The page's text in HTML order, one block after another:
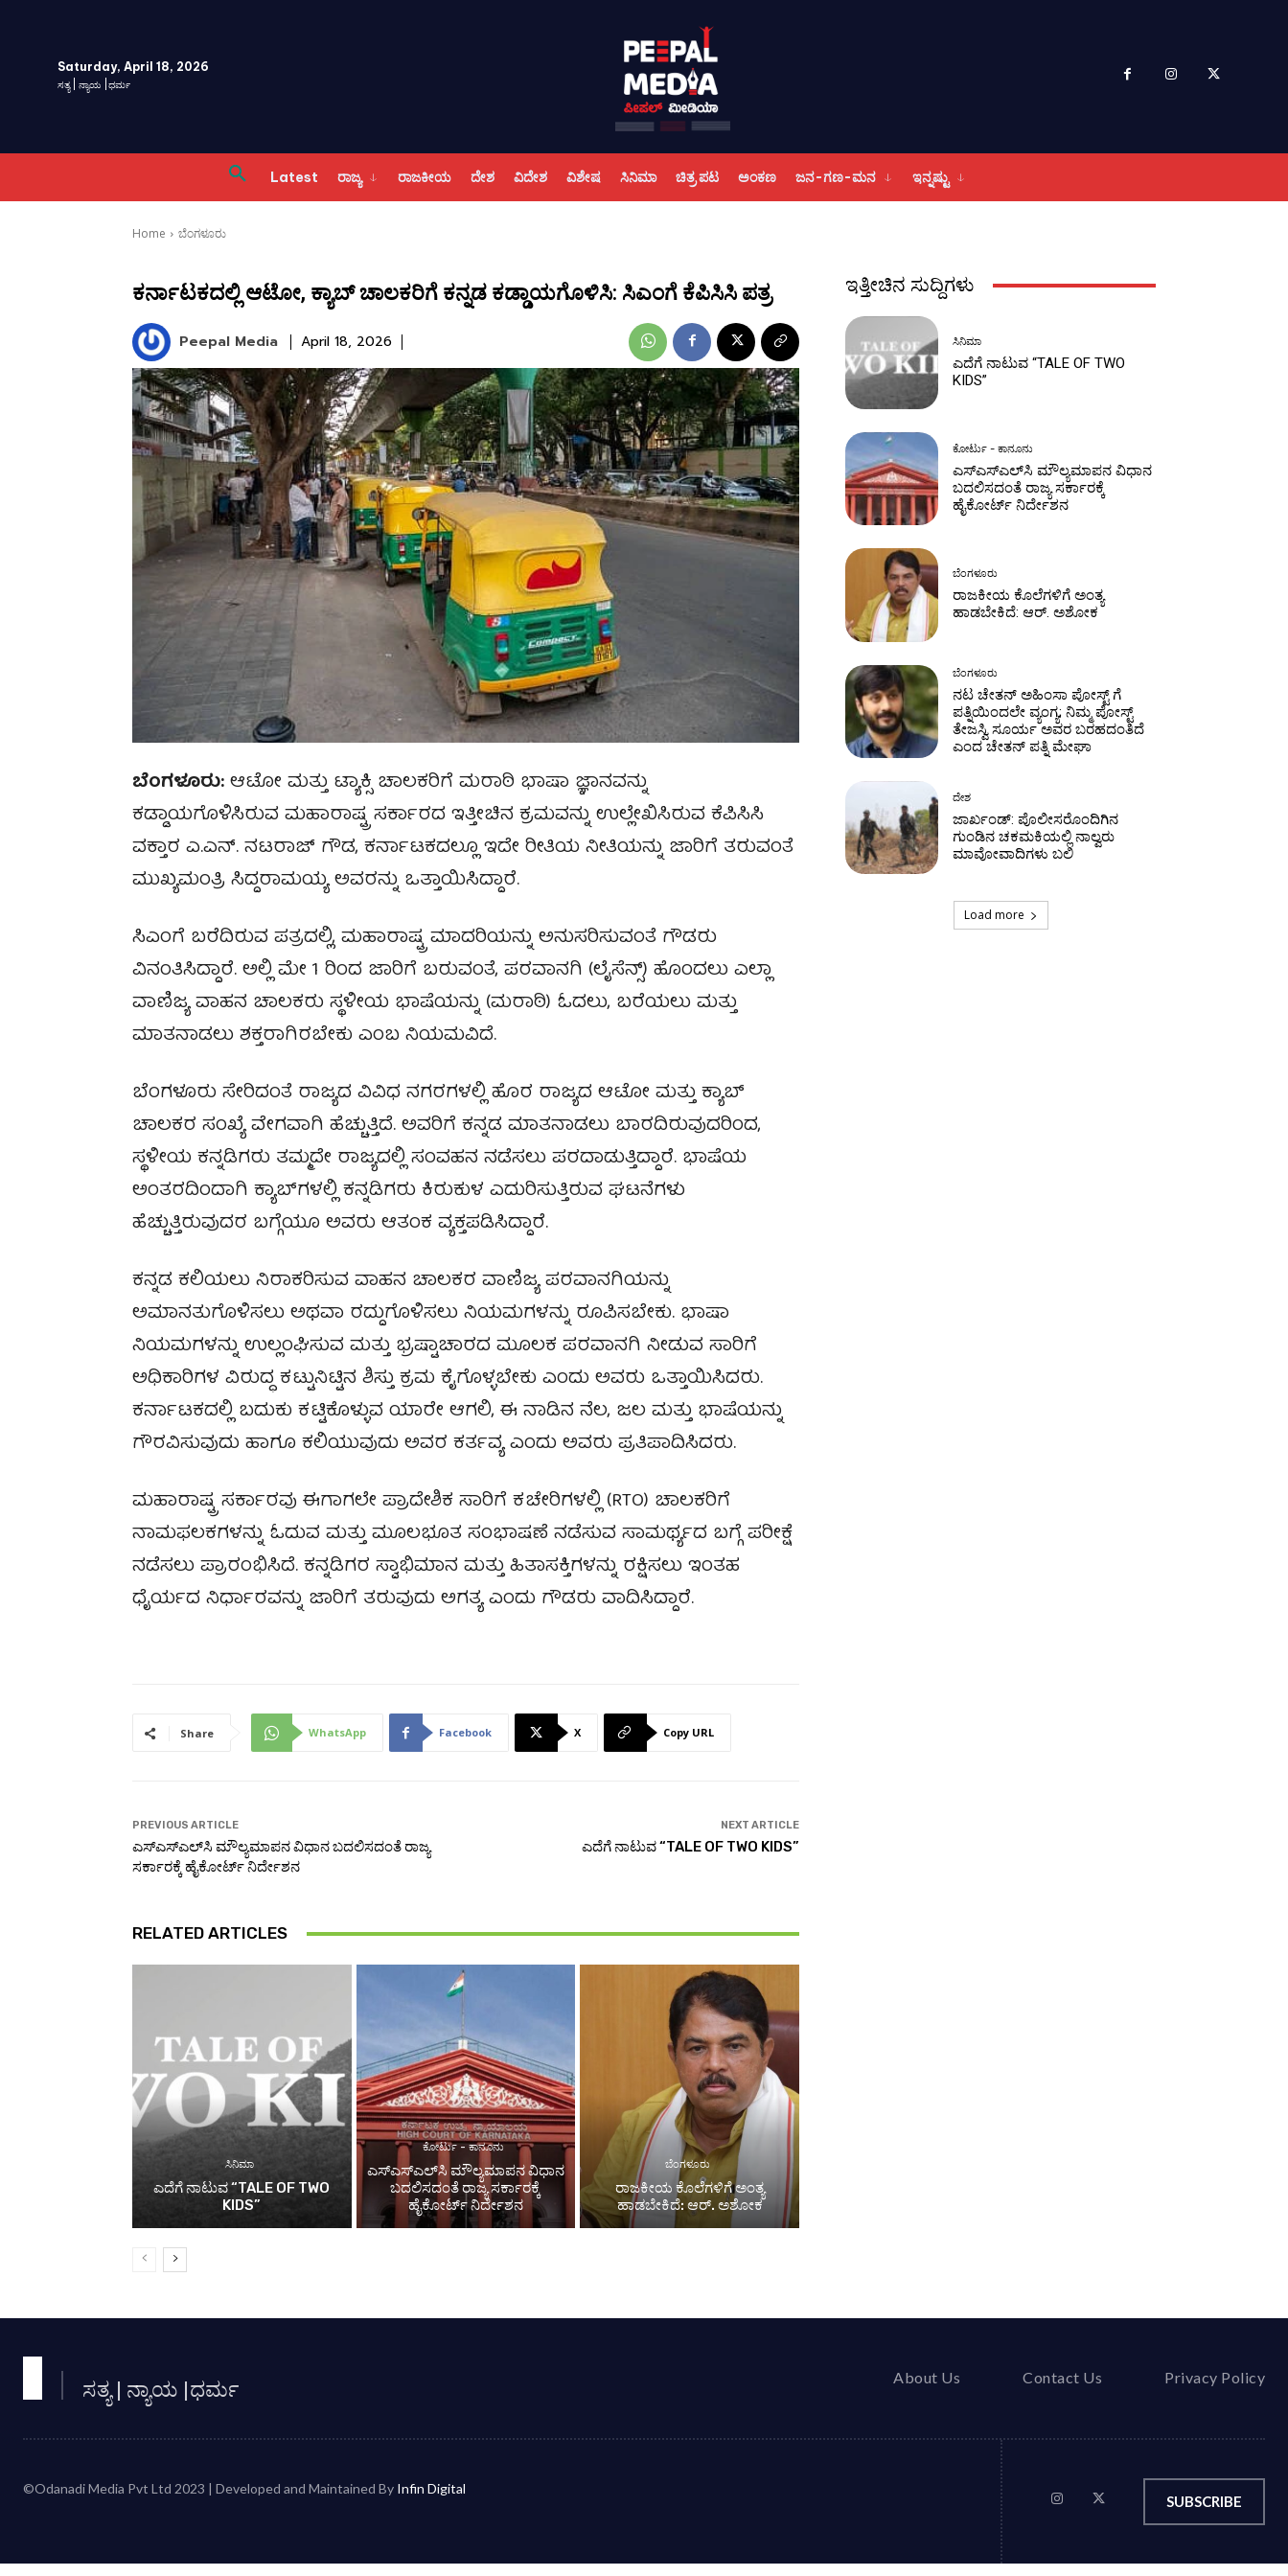
Saturday, April 18, 2026
ಸತ್ಯ | ನ್ಯಾಯ |ಧರ್ಮ
Latest ರಾಜ್ಯ ರಾಜಕೀಯ ದೇಶ ವಿದೇಶ ವಿಶೇಷ ಸಿನಿಮಾ ಚಿತ್ರ ಪಟ ಅಂಕಣ ಜನ-ಗಣ-ಮನ ಇನ್ನಷ್ಟು
Home ಬೆಂಗಳೂರು
ಕರ್ನಾಟಕದಲ್ಲಿ ಆಟೋ, ಕ್ಯಾಬ್ ಚಾಲಕರಿಗೆ ಕನ್ನಡ ಕಡ್ಡಾಯಗೊಳಿಸಿ: ಸಿಎಂಗೆ ಕೆಪಿಸಿಸಿ ಪತ್ರ
Peepal Media April 18, 2026
ಬೆಂಗಳೂರು:ಆಟೋ ಮತ್ತು ಟ್ಯಾಕ್ಸಿ ಚಾಲಕರಿಗೆ ಮರಾಠಿ ಭಾಷಾ ಜ್ಞಾನವನ್ನು
ಕಡ್ಡಾಯಗೊಳಿಸಿರುವ ಮಹಾರಾಷ್ಟ್ರ ಸರ್ಕಾರದ ಇತ್ತೀಚಿನ ಕ್ರಮವನ್ನು ಉಲ್ಲೇಖಿಸಿರುವ ಕೆಪಿಸಿಸಿ
ವಕ್ತಾರ ಎ.ಎನ್. ನಟರಾಜ್ ಗೌಡ, ಕರ್ನಾಟಕದಲ್ಲೂ ಇದೇ ರೀತಿಯ ನೀತಿಯನ್ನು ಜಾರಿಗೆ ತರುವಂತೆ
ಮುಖ್ಯಮಂತ್ರಿ ಸಿದ್ದರಾಮಯ್ಯ ಅವರನ್ನು ಒತ್ತಾಯಿಸಿದ್ದಾರೆ.
ಸಿಎಂಗೆ ಬರೆದಿರುವ ಪತ್ರದಲ್ಲಿ, ಮಹಾರಾಷ್ಟ್ರ ಮಾದರಿಯನ್ನು ಅನುಸರಿಸುವಂತೆ ಗೌಡರು
ವಿನಂತಿಸಿದ್ದಾರೆ. ಅಲ್ಲಿ ಮೇ 1 ರಿಂದ ಜಾರಿಗೆ ಬರುವಂತೆ, ಪರವಾನಗಿ (ಲೈಸೆನ್ಸ್) ಹೊಂದಲು ಎಲ್ಲಾ
ವಾಣಿಜ್ಯ ವಾಹನ ಚಾಲಕರು ಸ್ಥಳೀಯ ಭಾಷೆಯನ್ನು (ಮರಾಠಿ) ಓದಲು, ಬರೆಯಲು ಮತ್ತು
ಮಾತನಾಡಲು ಶಕ್ತರಾಗಿರಬೇಕು ಎಂಬ ನಿಯಮವಿದೆ.
ಬೆಂಗಳೂರು ಸೇರಿದಂತೆ ರಾಜ್ಯದ ವಿವಿಧ ನಗರಗಳಲ್ಲಿ ಹೊರ ರಾಜ್ಯದ ಆಟೋ ಮತ್ತು ಕ್ಯಾಬ್
ಚಾಲಕರ ಸಂಖ್ಯೆ ವೇಗವಾಗಿ ಹೆಚ್ಚುತ್ತಿದೆ. ಅವರಿಗೆ ಕನ್ನಡ ಮಾತನಾಡಲು ಬಾರದಿರುವುದರಿಂದ,
ಸ್ಥಳೀಯ ಕನ್ನಡಿಗರು ತಮ್ಮದೇ ರಾಜ್ಯದಲ್ಲಿ ಸಂವಹನ ನಡೆಸಲು ಪರದಾಡುತ್ತಿದ್ದಾರೆ. ಭಾಷೆಯ
ಅಂತರದಿಂದಾಗಿ ಕ್ಯಾಬ್‌ಗಳಲ್ಲಿ ಕನ್ನಡಿಗರು ಕಿರುಕುಳ ಎದುರಿಸುತ್ತಿರುವ ಘಟನೆಗಳು
ಹೆಚ್ಚುತ್ತಿರುವುದರ ಬಗ್ಗೆಯೂ ಅವರು ಆತಂಕ ವ್ಯಕ್ತಪಡಿಸಿದ್ದಾರೆ.
ಕನ್ನಡ ಕಲಿಯಲು ನಿರಾಕರಿಸುವ ವಾಹನ ಚಾಲಕರ ವಾಣಿಜ್ಯ ಪರವಾನಗಿಯನ್ನು
ಅಮಾನತುಗೊಳಿಸಲು ಅಥವಾ ರದ್ದುಗೊಳಿಸಲು ನಿಯಮಗಳನ್ನು ರೂಪಿಸಬೇಕು. ಭಾಷಾ
ನಿಯಮಗಳನ್ನು ಉಲ್ಲಂಘಿಸುವ ಮತ್ತು ಭ್ರಷ್ಟಾಚಾರದ ಮೂಲಕ ಪರವಾನಗಿ ನೀಡುವ ಸಾರಿಗೆ
ಅಧಿಕಾರಿಗಳ ವಿರುದ್ಧ ಕಟ್ಟುನಿಟ್ಟಿನ ಶಿಸ್ತು ಕ್ರಮ ಕೈಗೊಳ್ಳಬೇಕು ಎಂದು ಅವರು ಒತ್ತಾಯಿಸಿದರು.
ಕರ್ನಾಟಕದಲ್ಲಿ ಬದುಕು ಕಟ್ಟಿಕೊಳ್ಳುವ ಯಾರೇ ಆಗಲಿ, ಈ ನಾಡಿನ ನೆಲ, ಜಲ ಮತ್ತು ಭಾಷೆಯನ್ನು
ಗೌರವಿಸುವುದು ಹಾಗೂ ಕಲಿಯುವುದು ಅವರ ಕರ್ತವ್ಯ ಎಂದು ಅವರು ಪ್ರತಿಪಾದಿಸಿದರು.
ಮಹಾರಾಷ್ಟ್ರ ಸರ್ಕಾರವು ಈಗಾಗಲೇ ಪ್ರಾದೇಶಿಕ ಸಾರಿಗೆ ಕಚೇರಿಗಳಲ್ಲಿ (RTO) ಚಾಲಕರಿಗೆ
ನಾಮಫಲಕಗಳನ್ನು ಓದುವ ಮತ್ತು ಮೂಲಭೂತ ಸಂಭಾಷಣೆ ನಡೆಸುವ ಸಾಮರ್ಥ್ಯದ ಬಗ್ಗೆ ಪರೀಕ್ಷೆ
ನಡೆಸಲು ಪ್ರಾರಂಭಿಸಿದೆ. ಕನ್ನಡಿಗರ ಸ್ವಾಭಿಮಾನ ಮತ್ತು ಹಿತಾಸಕ್ತಿಗಳನ್ನು ರಕ್ಷಿಸಲು ಇಂತಹ
ಧೈರ್ಯದ ನಿರ್ಧಾರವನ್ನು ಜಾರಿಗೆ ತರುವುದು ಅಗತ್ಯ ಎಂದು ಗೌಡರು ವಾದಿಸಿದ್ದಾರೆ.
Share WhatsApp Facebook X Copy URL
PREVIOUS ARTICLE
ಎಸ್‌ಎಸ್‌ಎಲ್‌ಸಿ ಮೌಲ್ಯಮಾಪನ ವಿಧಾನ ಬದಲಿಸದಂತೆ ರಾಜ್ಯ
ಸರ್ಕಾರಕ್ಕೆ ಹೈಕೋರ್ಟ್ ನಿರ್ದೇಶನ
NEXT ARTICLE
ಎದೆಗೆ ನಾಟುವ “TALE OF TWO KIDS”
RELATED ARTICLES
ಸಿನಿಮಾ
ಎದೆಗೆ ನಾಟುವ “TALE OF TWO
KIDS”
ಕೋರ್ಟು - ಕಾನೂನು
ಎಸ್‌ಎಸ್‌ಎಲ್‌ಸಿ ಮೌಲ್ಯಮಾಪನ ವಿಧಾನ
ಬದಲಿಸದಂತೆ ರಾಜ್ಯ ಸರ್ಕಾರಕ್ಕೆ
ಹೈಕೋರ್ಟ್ ನಿರ್ದೇಶನ
ಬೆಂಗಳೂರು
ರಾಜಕೀಯ ಕೊಲೆಗಳಿಗೆ ಅಂತ್ಯ
ಹಾಡಬೇಕಿದೆ: ಆರ್. ಅಶೋಕ
ಇತ್ತೀಚಿನ ಸುದ್ದಿಗಳು
ಸಿನಿಮಾ
ಎದೆಗೆ ನಾಟುವ “TALE OF TWO
KIDS”
ಕೋರ್ಟು - ಕಾನೂನು
ಎಸ್‌ಎಸ್‌ಎಲ್‌ಸಿ ಮೌಲ್ಯಮಾಪನ ವಿಧಾನ
ಬದಲಿಸದಂತೆ ರಾಜ್ಯ ಸರ್ಕಾರಕ್ಕೆ
ಹೈಕೋರ್ಟ್ ನಿರ್ದೇಶನ
ಬೆಂಗಳೂರು
ರಾಜಕೀಯ ಕೊಲೆಗಳಿಗೆ ಅಂತ್ಯ
ಹಾಡಬೇಕಿದೆ: ಆರ್. ಅಶೋಕ
ಬೆಂಗಳೂರು
ನಟ ಚೇತನ್ ಅಹಿಂಸಾ ಪೋಸ್ಟ್ ಗೆ
ಪತ್ನಿಯಿಂದಲೇ ವ್ಯಂಗ್ಯ; ನಿಮ್ಮ ಪೋಸ್ಟ್
ತೇಜಸ್ವಿ ಸೂರ್ಯ ಅವರ ಬರಹದಂತಿದೆ
ಎಂದ ಚೇತನ್ ಪತ್ನಿ ಮೇಘಾ
ದೇಶ
ಜಾರ್ಖಂಡ್‌: ಪೊಲೀಸರೊಂದಿಗಿನ
ಗುಂಡಿನ ಚಕಮಕಿಯಲ್ಲಿ ನಾಲ್ವರು
ಮಾವೋವಾದಿಗಳು ಬಲಿ
Load more
ಸತ್ಯ | ನ್ಯಾಯ |ಧರ್ಮ About Us Contact Us Privacy Policy
©Odanadi Media Pvt Ltd 2023 | Developed and Maintained By Infin Digital
SUBSCRIBE